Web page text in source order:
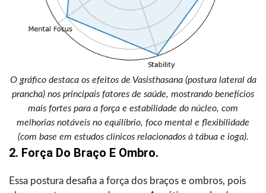
O gráfico destaca os efeitos de Vasisthasana (postura lateral da
prancha) nos principais fatores de saúde, mostrando benefícios
mais fortes para a força e estabilidade do núcleo, com
melhorias notáveis no equilíbrio, foco mental e flexibilidade
(com base em estudos clínicos relacionados à tábua e ioga).
2. Força Do Braço E Ombro.
Essa postura desafia a força dos braços e ombros, pois